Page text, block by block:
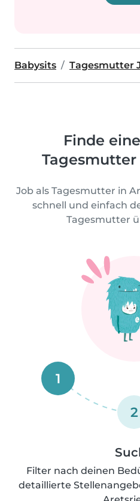
Babysits Tagesmutter
Finde
Job als Tagesmutter in
schnell und einfach
Tagesmutter
1
2
Filter nach deinen
detaillierte